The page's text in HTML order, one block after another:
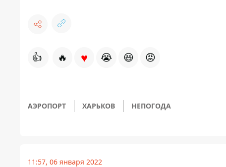
👍 🔥 ♥ 😭 😆 😡
АЭРОПОРТ ХАРЬКОВ НЕПОГОДА
11:57, 06 января 2022